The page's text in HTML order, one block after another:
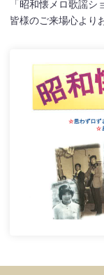
「昭和懐メロ歌謡シ
皆様のご来場心より